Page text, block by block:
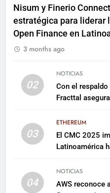
Nisum y Finerio
estratégica para liderar
Open Finance en
3 months ago
02
NOTICIAS
Con el respaldo
Fracttal
03
ETHEREUM
El CMC 2025
Latinoamérica
04
NOTICIAS
AWS reconoce